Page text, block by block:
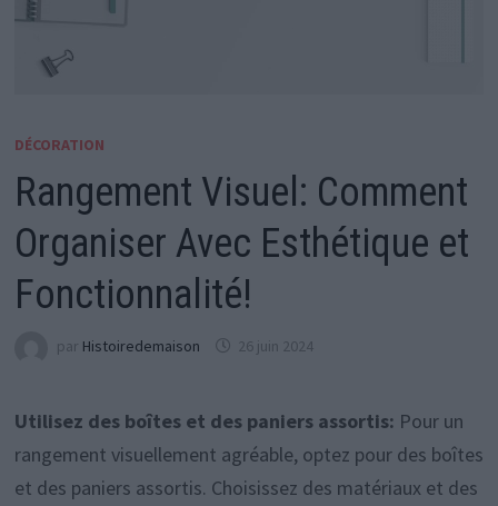
DÉCORATION
Rangement Visuel: Comment
Organiser Avec Esthétique et
Fonctionnalité!
par Histoiredemaison 26 juin 2024
Utilisez des boîtes et des paniers assortis: Pour un
rangement visuellement agréable, optez pour des boîtes
et des paniers assortis. Choisissez des matériaux et des